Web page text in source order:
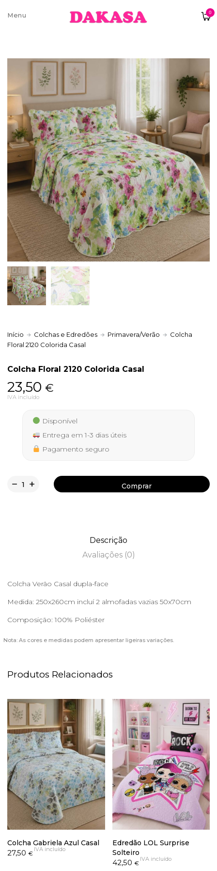
0
Sobre nós
Contatos e moradas
Pagamentos e Envios
Trocas e Devoluções
Termos e condições
Política de Privacidade
Início Colchas e Edredões Primavera/Verão
Colcha
Floral 2120 Colorida Casal
Colcha Floral 2120 Colorida Casal
23,50 €
IVA incluído
Disponível
Entrega em 1-3 dias úteis
Pagamento seguro
Comprar
Descrição
Avaliações (0)
Colcha Verão Casal dupla-face
Medida: 250x260cm incluí 2 almofadas vazias 50x70cm
Composição: 100% Poliéster
Nota: As cores e medidas podem apresentar ligeiras variações.
Produtos Relacionados
Colcha Gabriela Azul Casal
27,50 €
IVA incluído
Edredão LOL Surprise
Solteiro
42,50 €
IVA incluído